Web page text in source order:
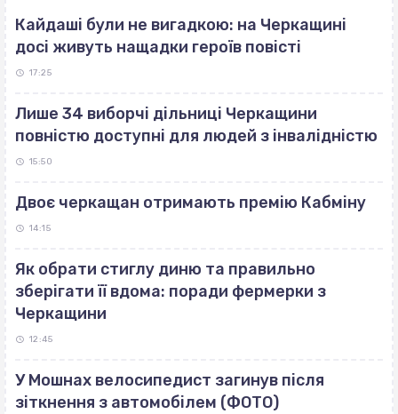
Кайдаші були не вигадкою: на Черкащині
досі живуть нащадки героїв повісті
17:25
Лише 34 виборчі дільниці Черкащини
повністю доступні для людей з інвалідністю
15:50
Двоє черкащан отримають премію Кабміну
14:15
Як обрати стиглу диню та правильно
зберігати її вдома: поради фермерки з
Черкащини
12:45
У Мошнах велосипедист загинув після
зіткнення з автомобілем (ФОТО)